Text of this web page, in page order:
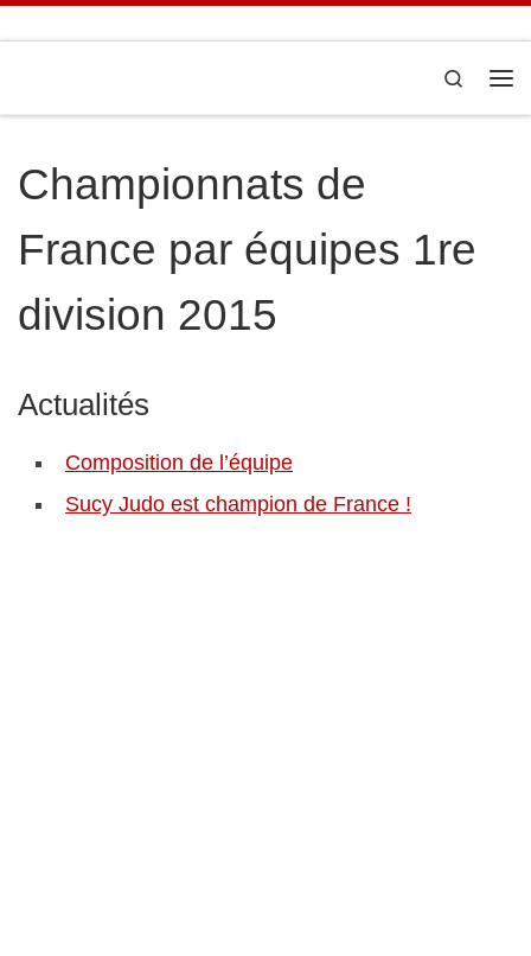
Search
Championnats de
France par équipes 1re
division 2015
Actualités
Composition de l’équipe
Sucy Judo est champion de France !